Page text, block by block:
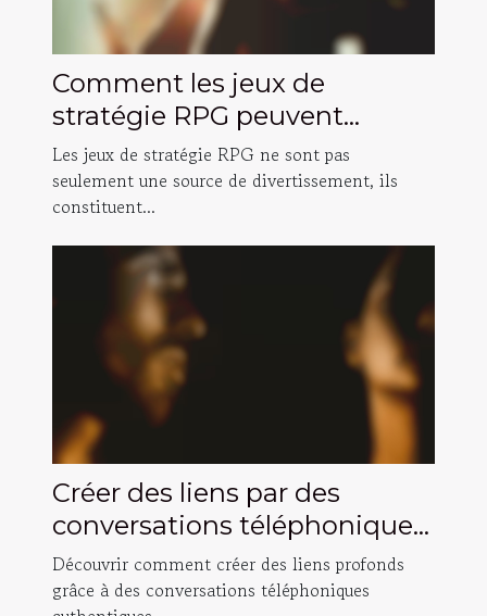
Comment les jeux de
stratégie RPG peuvent
améliorer vos compétences
de prise de décision ?
Les jeux de stratégie RPG ne sont pas
seulement une source de divertissement, ils
constituent...
Créer des liens par des
conversations téléphoniques
authentiques ?
Découvrir comment créer des liens profonds
grâce à des conversations téléphoniques